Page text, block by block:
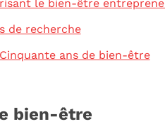
le bien-être
de recherche
ans de bien-être
bien-être